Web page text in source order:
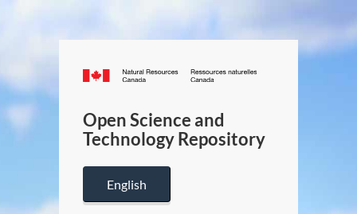
Canada.ca
/
Canada
Open Science and
Technology Repository
English